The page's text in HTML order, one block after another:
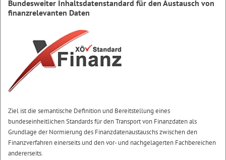
Bundesweiter Inhaltsdatenstandard für den Austausch von
finanzrelevanten Daten
Ziel ist die semantische Definition und Bereitstellung eines
bundeseinheitlichen Standards für den Transport von Finanzdaten als
Grundlage der Normierung des Finanzdatenaustauschs zwischen den
Finanzverfahren einerseits und den vor- und nachgelagerten Fachbereichen
andererseits.